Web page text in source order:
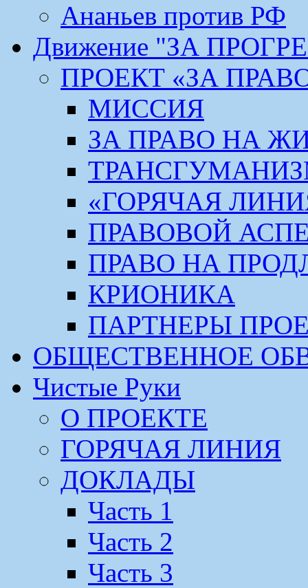
Ананьев против РФ
Движение "ЗА
ПРОЕКТ «ЗА
МИССИЯ
ЗА ПРАВО НА
«ГОРЯЧАЯ
ПРАВОВОЙ
ПРАВО НА
КРИОНИКА
ПАРТНЕРЫ
ОБЩЕСТВЕННОЕ
Чистые Руки
О ПРОЕКТЕ
ГОРЯЧАЯ ЛИНИЯ
ДОКЛАДЫ
Часть 1
Часть 2
Часть 3